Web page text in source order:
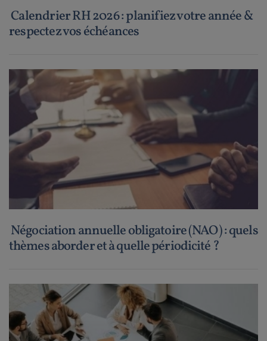
Calendrier RH 2026 : planifiez votre année &
respectez vos échéances
Négociation annuelle obligatoire (NAO) : quels
thèmes aborder et à quelle périodicité ?